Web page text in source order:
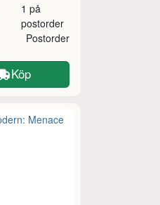
1 på
postorder
Postorder
Köp